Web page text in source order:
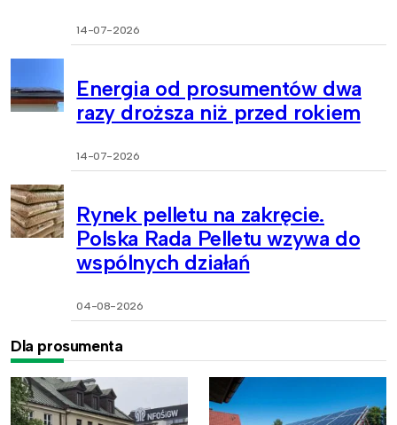
14-07-2026
Energia od prosumentów dwa
razy droższa niż przed rokiem
14-07-2026
Rynek pelletu na zakręcie.
Polska Rada Pelletu wzywa do
wspólnych działań
04-08-2026
Dla prosumenta